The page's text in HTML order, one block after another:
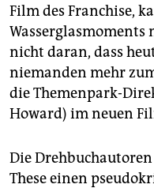
Film des Franchise,
nicht daran, dass
niemanden mehr
die Themenpark-
Howard) im neuen
Die
These einen